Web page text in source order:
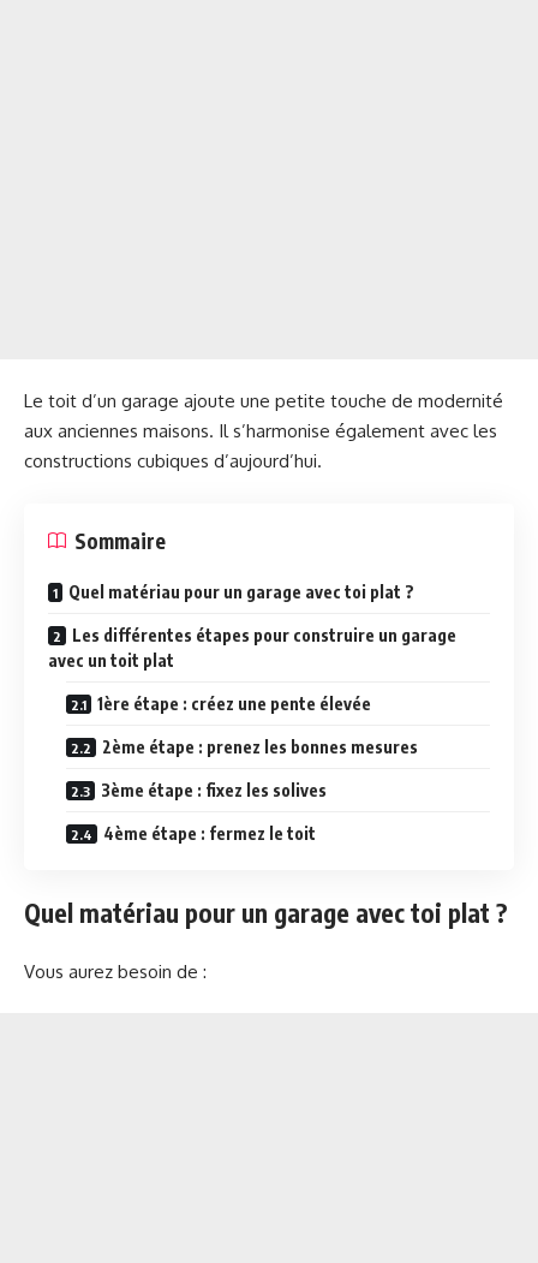
Le toit d’un garage ajoute une petite touche de modernité
aux anciennes maisons. Il s’harmonise également avec les
constructions cubiques d’aujourd’hui.
Sommaire
Quel matériau pour un garage avec toi plat ?
Les différentes étapes pour construire un garage
avec un toit plat
1ère étape : créez une pente élevée
2ème étape : prenez les bonnes mesures
3ème étape : fixez les solives
4ème étape : fermez le toit
Quel matériau pour un garage avec toi plat ?
Vous aurez besoin de :